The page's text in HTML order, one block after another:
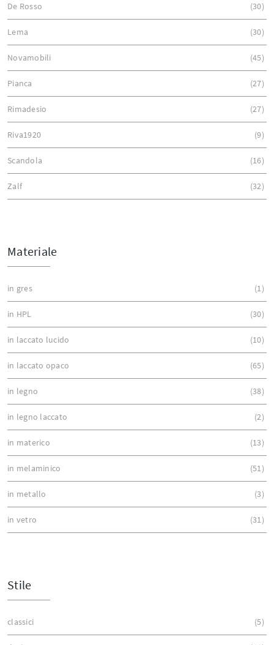
De Rosso 30
Lema 30
Novamobili 45
Pianca 27
Rimadesio 27
Riva1920 9
Scandola 16
Zalf 32
Materiale
in gres 1
in HPL 30
in laccato lucido 10
in laccato opaco 65
in legno 38
in legno laccato 2
in materico 13
in melaminico 51
in metallo 3
in vetro 31
Stile
classici 5